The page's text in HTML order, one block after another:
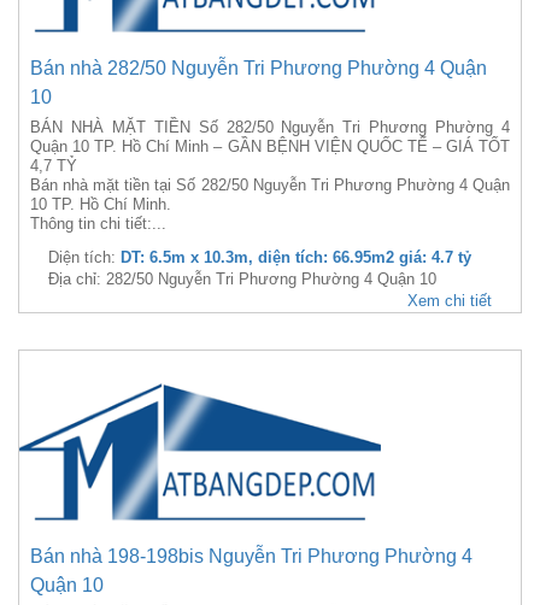
Bán nhà 282/50 Nguyễn Tri Phương Phường 4 Quận
10
BÁN NHÀ MẶT TIỀN Số 282/50 Nguyễn Tri Phương Phường 4
Quận 10 TP. Hồ Chí Minh – GẦN BỆNH VIỆN QUỐC TẾ – GIÁ TỐT
4,7 TỶ
Bán nhà mặt tiền tại Số 282/50 Nguyễn Tri Phương Phường 4 Quận
10 TP. Hồ Chí Minh.
Thông tin chi tiết:...
Diện tích: DT: 6.5m x 10.3m, diện tích: 66.95m2 giá: 4.7 tỷ
Địa chỉ: 282/50 Nguyễn Tri Phương Phường 4 Quận 10
Xem chi tiết
Bán nhà 198-198bis Nguyễn Tri Phương Phường 4
Quận 10